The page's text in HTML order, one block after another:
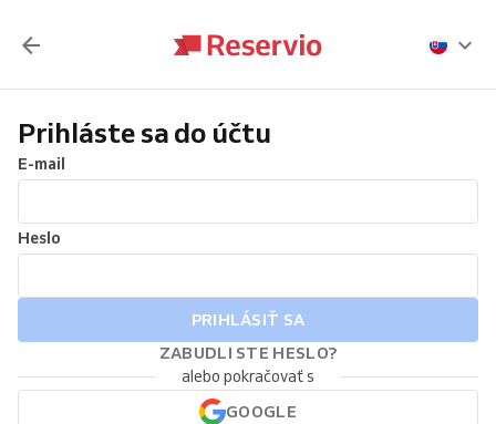
Prihláste sa do účtu
E-mail
Heslo
PRIHLÁSIŤ SA
ZABUDLI STE HESLO?
alebo pokračovať s
GOOGLE